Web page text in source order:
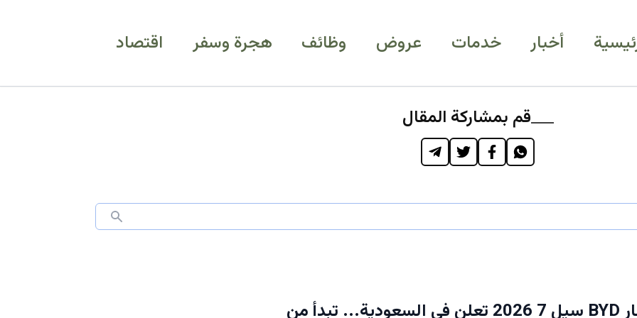
أخبار خدمات عروض وظائف هجرة وسفر اقتصاد
قم بمشاركة المقال
عاجل: أسعار BYD سيل 7 2026 تعلن في السعودية... تبدأ من